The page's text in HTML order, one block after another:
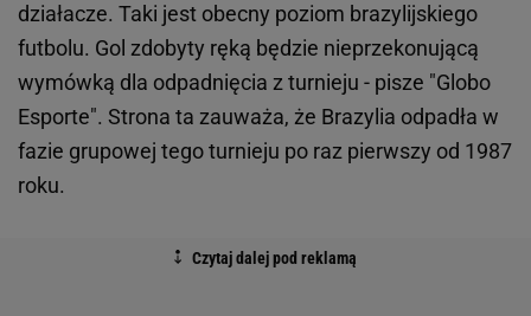
działacze. Taki jest obecny poziom brazylijskiego
futbolu. Gol zdobyty ręką będzie nieprzekonującą
wymówką dla odpadnięcia z turnieju - pisze "Globo
Esporte". Strona ta zauważa, że Brazylia odpadła w
fazie grupowej tego turnieju po raz pierwszy od 1987
roku.